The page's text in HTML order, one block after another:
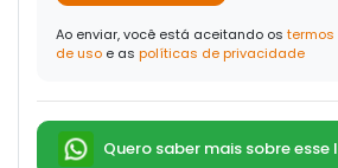
Ao enviar, você está aceitando os termos
de uso e as políticas de privacidade
Quero saber mais sobre